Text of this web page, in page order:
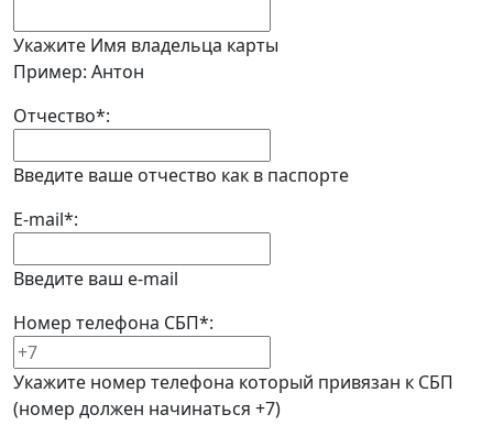
Укажите Имя владельца карты
Пример: Антон
Отчество*:
Введите ваше отчество как в паспорте
E-mail*:
Введите ваш e-mail
Номер телефона СБП*:
Укажите номер телефона который привязан к СБП
(номер должен начинаться +7)